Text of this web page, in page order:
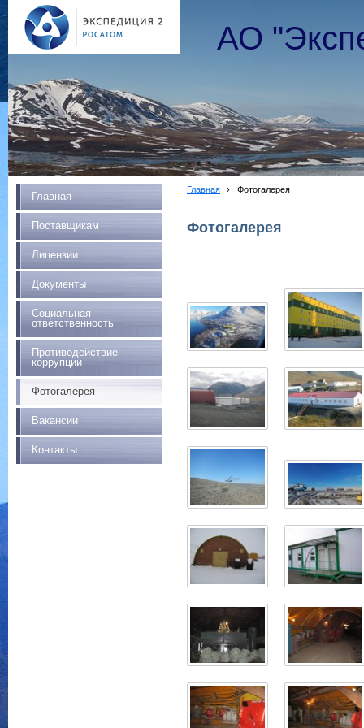
АО
Главная
Поставщикам
Лицензии
Документы
Социальная
ответственность
Противодействие
коррупции
Фотогалерея
Вакансии
Контакты
Главная › Фотогалерея
Фотогалерея